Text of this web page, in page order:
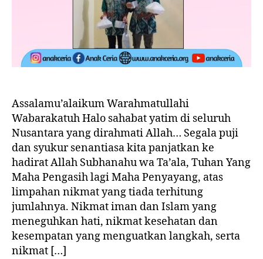
Assalamu’alaikum Warahmatullahi
Wabarakatuh Halo sahabat yatim di seluruh
Nusantara yang dirahmati Allah… Segala puji
dan syukur senantiasa kita panjatkan ke
hadirat Allah Subhanahu wa Ta’ala, Tuhan Yang
Maha Pengasih lagi Maha Penyayang, atas
limpahan nikmat yang tiada terhitung
jumlahnya. Nikmat iman dan Islam yang
meneguhkan hati, nikmat kesehatan dan
kesempatan yang menguatkan langkah, serta
nikmat […]